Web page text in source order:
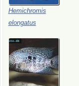
Hemichromis
elongatus